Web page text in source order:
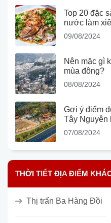
Top 20 đặc
nước làm
09/08/2024
Nên mặc gì
mùa đông?
08/08/2024
Gợi ý điểm
Tây Nguyên
07/08/2024
THỜI TIẾT ĐỊA ĐIỂM
Thị trấn Ba Hàng Đồi